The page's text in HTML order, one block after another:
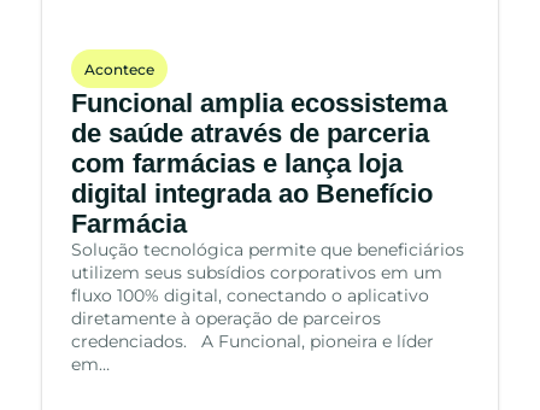
Acontece
Funcional amplia ecossistema
de saúde através de parceria
com farmácias e lança loja
digital integrada ao Benefício
Farmácia
Solução tecnológica permite que beneficiários
utilizem seus subsídios corporativos em um
fluxo 100% digital, conectando o aplicativo
diretamente à operação de parceiros
credenciados. A Funcional, pioneira e líder
em…